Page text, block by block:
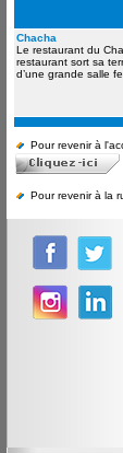
Chacha
Le restaurant du
restaurant sort sa
d’une grande salle
Pour revenir à
Pour revenir à la